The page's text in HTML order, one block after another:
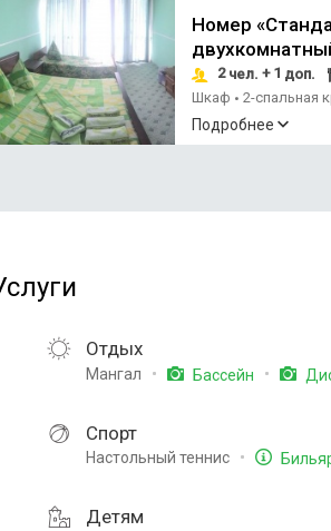
Номер
2чел. + 1 доп.
Шкаф • 2-спальная
Подробнее
Отдых
Мангал Бассейн
Спорт
Настольный теннис
Детям